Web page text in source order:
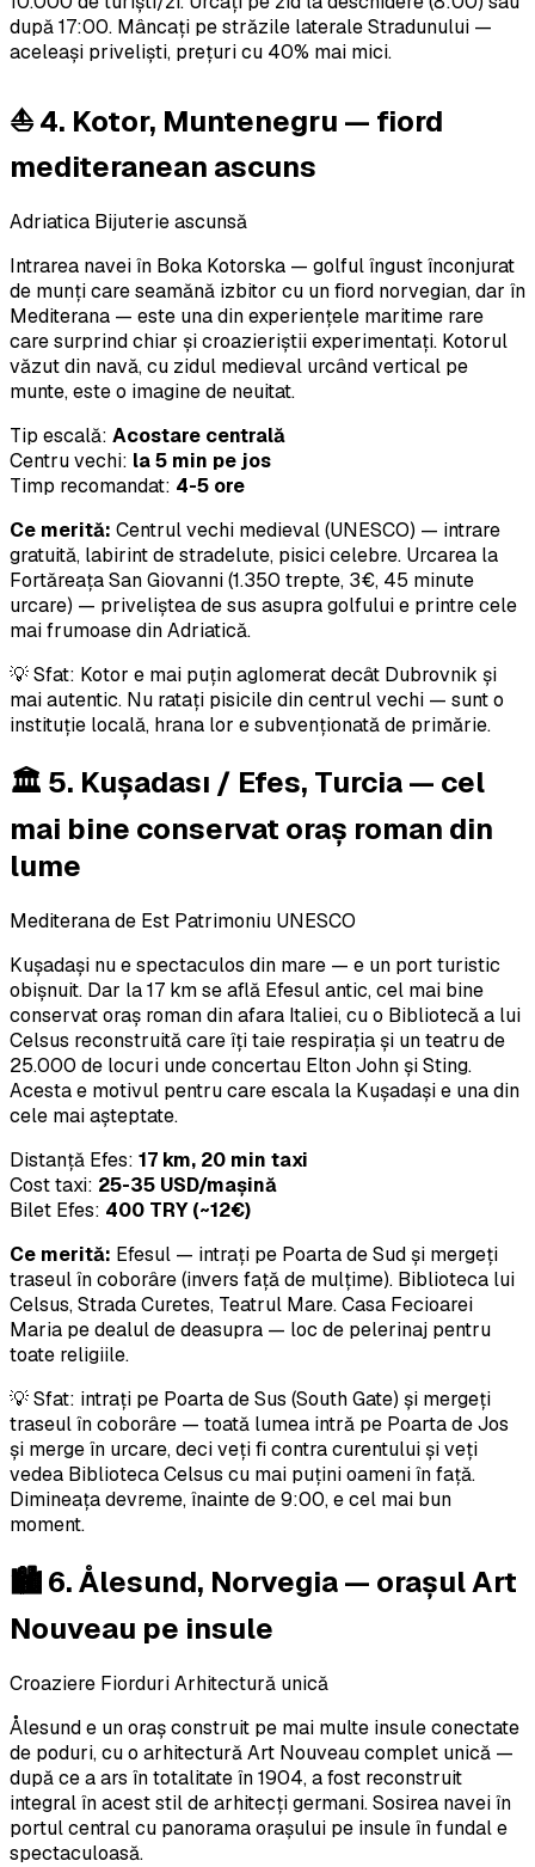
după 17:00. Mâncați pe străzile laterale Stradunului —
aceleași priveliști, prețuri cu 40% mai mici.
⛵ 4. Kotor, Muntenegru — fiord
mediteranean ascuns
Adriatica Bijuterie ascunsă
Intrarea navei în Boka Kotorska — golful îngust înconjurat
de munți care seamănă izbitor cu un fiord norvegian, dar în
Mediterana — este una din experiențele maritime rare
care surprind chiar și croazieriștii experimentați. Kotorul
văzut din navă, cu zidul medieval urcând vertical pe
munte, este o imagine de neuitat.
Tip escală: Acostare centrală
Centru vechi: la 5 min pe jos
Timp recomandat: 4-5 ore
Ce merită: Centrul vechi medieval (UNESCO) — intrare
gratuită, labirint de stradelute, pisici celebre. Urcarea la
Fortăreața San Giovanni (1.350 trepte, 3€, 45 minute
urcare) — priveliștea de sus asupra golfului e printre cele
mai frumoase din Adriatică.
💡 Sfat: Kotor e mai puțin aglomerat decât Dubrovnik și
mai autentic. Nu ratați pisicile din centrul vechi — sunt o
instituție locală, hrana lor e subvenționată de primărie.
🏛️ 5. Kuşadası / Efes, Turcia — cel
mai bine conservat oraș roman din
lume
Mediterana de Est Patrimoniu UNESCO
Kuşadași nu e spectaculos din mare — e un port turistic
obișnuit. Dar la 17 km se află Efesul antic, cel mai bine
conservat oraș roman din afara Italiei, cu o Bibliotecă a lui
Celsus reconstruită care îți taie respirația și un teatru de
25.000 de locuri unde concertau Elton John și Sting.
Acesta e motivul pentru care escala la Kuşadași e una din
cele mai așteptate.
Distanță Efes: 17 km, 20 min taxi
Cost taxi: 25-35 USD/mașină
Bilet Efes: 400 TRY (~12€)
Ce merită: Efesul — intrați pe Poarta de Sud și mergeți
traseul în coborâre (invers față de mulțime). Biblioteca lui
Celsus, Strada Curetes, Teatrul Mare. Casa Fecioarei
Maria pe dealul de deasupra — loc de pelerinaj pentru
toate religiile.
💡 Sfat: intrați pe Poarta de Sus (South Gate) și mergeți
traseul în coborâre — toată lumea intră pe Poarta de Jos
și merge în urcare, deci veți fi contra curentului și veți
vedea Biblioteca Celsus cu mai puțini oameni în față.
Dimineața devreme, înainte de 9:00, e cel mai bun
moment.
🏙️ 6. Ålesund, Norvegia — orașul Art
Nouveau pe insule
Croaziere FiorduriArhitectură unică
Ålesund e un oraș construit pe mai multe insule conectate
de poduri, cu o arhitectură Art Nouveau complet unică —
după ce a ars în totalitate în 1904, a fost reconstruit
integral în acest stil de arhitecți germani. Sosirea navei în
portul central cu panorama orașului pe insule în fundal e
spectaculoasă.